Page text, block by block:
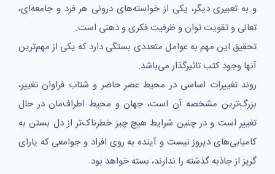
و به تعبیری دیگر، یکی از خواسته‌های درونی هر فرد و جامعه‌ای،
تعالی و تقویت توان و ظرفیت فکری و ذهنی است.
تحقیق این مهم به عوامل متعددی بستگی دارد که یکی از مهم‌ترین
آنها وجود کتب تاثیرگذار می‌باشد.
روند تغییرات اساسی در محیط عصر حاضر و شتاب فراوان تغییر،
بزرگ‌ترین مشخصه آن است، جهان و محیط اطراف‌مان در حال
تغییر است و در چنین شرایط هیچ چیز خطرناک‌تر از دل بستن به
کامیابی‌های دیروز نیست و آینده به روی افراد و جوامعی که یارای
گریز از جاذبه‌ گذشته را ندارند، بسته خواهد بود.